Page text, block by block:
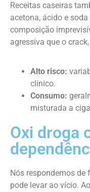
Receitas caseiras
acetona, ácido e
composição
agressiva que o
Alto risco:
clínico.
Consumo:
misturada a
Oxi droga
Nós respondemos de
pode levar ao vício.